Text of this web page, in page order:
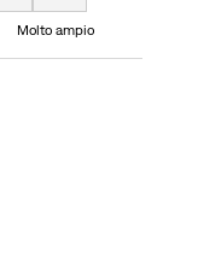
e 7 è uguale a Molto
Molto ampio